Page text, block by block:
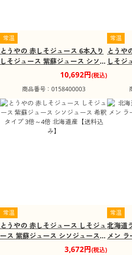
常温
とうやの 赤しそジュース 6本入り
しそジュース 紫蘇ジュース シソジ
ュース 希釈タイプ 3倍～4倍 北海
10,692円(税込)
商品番号：0158400003
常温
とうや
しそジ
ュー
常温
とうやの 赤しそジュース しそジュ
ース 紫蘇ジュース シソジュース
希釈タイプ 3倍～4倍 北海道産
3,672円(税込)
常温
北海道
メン ラ